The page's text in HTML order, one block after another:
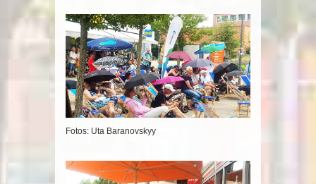
Fotos: Uta Baranovskyy